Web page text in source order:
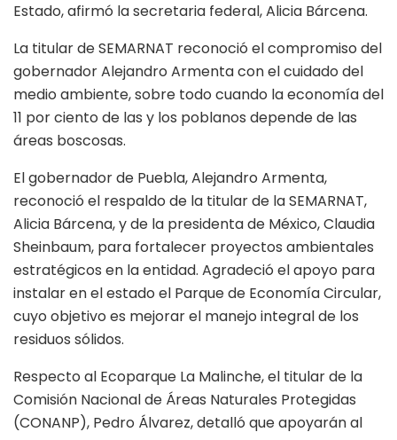
Estado, afirmó la secretaria federal, Alicia Bárcena.
La titular de SEMARNAT reconoció el compromiso del
gobernador Alejandro Armenta con el cuidado del
medio ambiente, sobre todo cuando la economía del
11 por ciento de las y los poblanos depende de las
áreas boscosas.
El gobernador de Puebla, Alejandro Armenta,
reconoció el respaldo de la titular de la SEMARNAT,
Alicia Bárcena, y de la presidenta de México, Claudia
Sheinbaum, para fortalecer proyectos ambientales
estratégicos en la entidad. Agradeció el apoyo para
instalar en el estado el Parque de Economía Circular,
cuyo objetivo es mejorar el manejo integral de los
residuos sólidos.
Respecto al Ecoparque La Malinche, el titular de la
Comisión Nacional de Áreas Naturales Protegidas
(CONANP), Pedro Álvarez, detalló que apoyarán al